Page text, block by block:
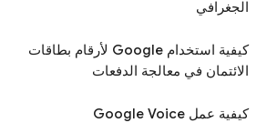
الجغرافي
كيفية استخدام Google لأرقام بطاقات
الائتمان في معالجة الدفعات
كيفية عمل Google Voice